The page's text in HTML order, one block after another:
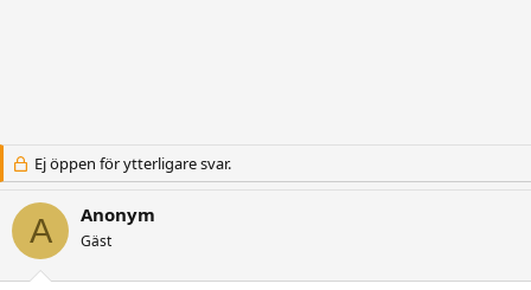
Ej öppen för ytterligare svar.
A Anonym
Gäst